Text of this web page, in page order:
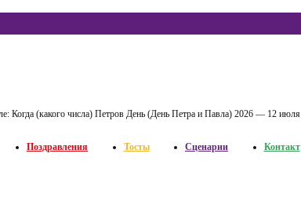
Когда (какого числа) Петров День (День Петра и Павла) 2026 — 12 июля
Поздравления Тосты Сценарии Контакт